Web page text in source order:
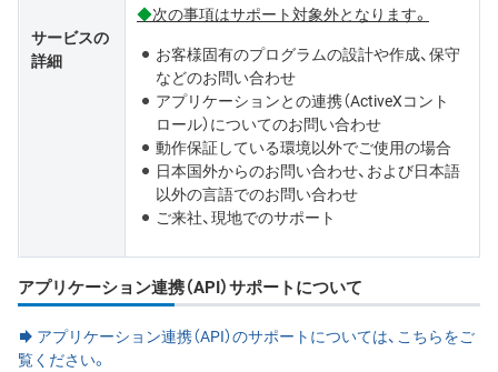
サービスの
詳細
◆次の事項はサポート対象外となります。
お客様固有のプログラムの設計や作成、保守
などのお問い合わせ
アプリケーションとの連携（ActiveXコント
ロール）についてのお問い合わせ
動作保証している環境以外でご使用の場合
日本国外からのお問い合わせ、および日本語
以外の言語でのお問い合わせ
ご来社、現地でのサポート
アプリケーション連携（API）サポートについて
アプリケーション連携（API）のサポートについては、こちらをご
覧ください。